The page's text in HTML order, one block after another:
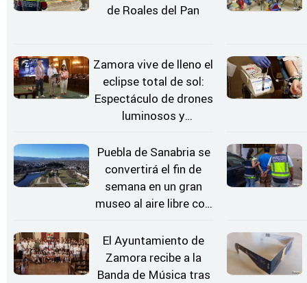
de Roales del Pan
Zamora vive de lleno el
eclipse total de sol:
Espectáculo de drones
luminosos y
Estrellas
Puebla de Sanabria se
convertirá el fin de
semana en un gran
museo al aire libre con
El Ayuntamiento de
Zamora recibe a la
Banda de Música tras